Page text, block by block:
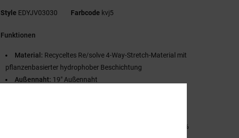
Style EDYJV03030 Farbcode kvj5
Funktionen
Material: Recyceltes Re/solve 4-Way-Stretch-Material mit
pflanzenbasierter hydrophober Beschichtung
Außennaht: 19" Außennaht
[Hauptstoff] 92 % recyceltes Polyester, 8 %